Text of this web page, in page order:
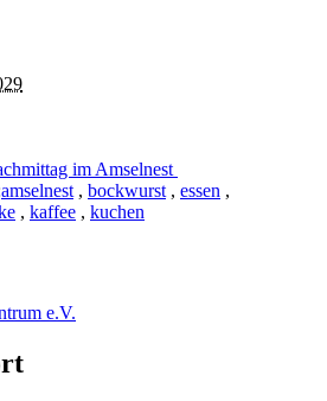
im Amselnest
amselnest , bockwurst , essen ,
, kaffee , kuchen
e.V.